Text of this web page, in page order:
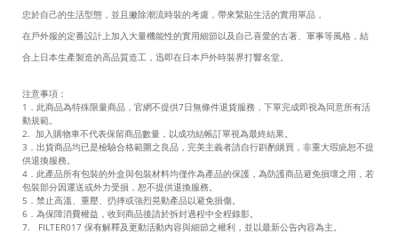
忠於自己的生活型態，並且撇除潮流時裝的考慮，帶來緊貼生活的實用單品，
在戶外服的定番設計上加入大量機能性的實用細節以及自己喜愛的古著、軍事等風格，結
合上日本生產製造的高品質造工，迅即在日本戶外時裝界打響名堂。
注意事項：
1．此商品為特殊限量商品，官網不提供7日無條件退貨服務，下單完成即視為同意所有活
動規範。
2. 加入購物車不代表保留商品數量，以成功結帳訂單視為最終結果。
3．出貨商品均已是檢驗合格範圍之良品，完美主義者請自行斟酌購買，非重大瑕疵恕不提
供退換服務。
4．此產品所有包裝的外盒與包裝材料均僅作為產品的保護，為防護商品避免損壞之用，若
包裝部分因運送或外力受損，恕不提供退換服務。
5．禁止高溫、重壓、扔摔或強烈晃動產品以避免損傷。
6．為保障消費權益，收到商品後請於拆封過程中全程錄影。
7. FILTER017 保有解釋及更動活動內容與細節之權利，並以最新公告內容為主。